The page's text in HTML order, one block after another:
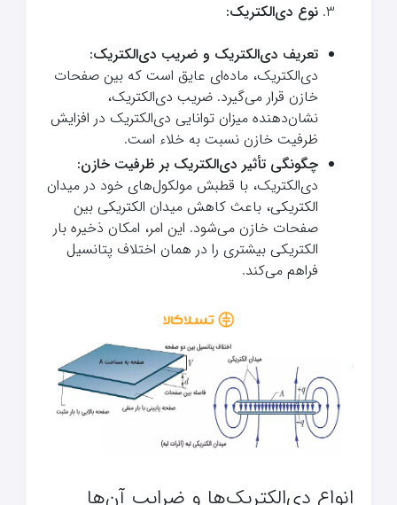
نوع دی‌الکتریک:
تعریف دی‌الکتریک و ضریب دی‌الکتریک:
دی‌الکتریک، ماده‌ای عایق است که بین صفحات
خازن قرار می‌گیرد. ضریب دی‌الکتریک،
نشان‌دهنده میزان توانایی دی‌الکتریک در افزایش
ظرفیت خازن نسبت به خلاء است.
چگونگی تأثیر دی‌الکتریک بر ظرفیت خازن:
دی‌الکتریک، با قطبش مولکول‌های خود در میدان
الکتریکی، باعث کاهش میدان الکتریکی بین
صفحات خازن می‌شود. این امر، امکان ذخیره بار
الکتریکی بیشتری را در همان اختلاف پتانسیل
فراهم می‌کند.
انواع دی‌الکتریک‌ها و ضرایب آن‌ها